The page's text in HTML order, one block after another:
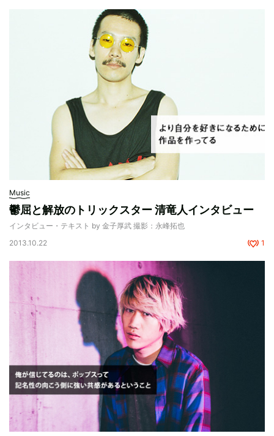
Music
鬱屈と解放のトリックスター 清竜人インタビュー
インタビュー・テキスト by 金子厚武 撮影：永峰拓也
2013.10.22
1